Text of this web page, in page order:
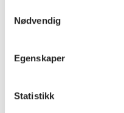
Nødvendig
Egenskaper
Statistikk
forteller historien
for å få slutt på
gjennom ekte
tilnærming. Filmen
spansk med engelske